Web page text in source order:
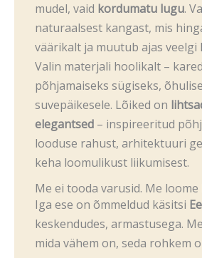
mudel, vaid kordumatu lugu.
naturaalsest kangast, mis
väärikalt ja muutub ajas veelgi
Valin materjali hoolikalt –
põhjamaiseks sügiseks,
suvepäikesele. Lõiked on
elegantsed – inspireeritud
looduse rahust, arhitektuuri
keha loomulikust liikumisest.
Me ei tooda varusid. Me
Iga ese on õmmeldud käsitsi
keskendudes, armastusega.
mida vähem on, seda rohkem